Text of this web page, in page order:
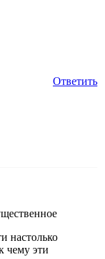
Ответить
настолько
чему эти